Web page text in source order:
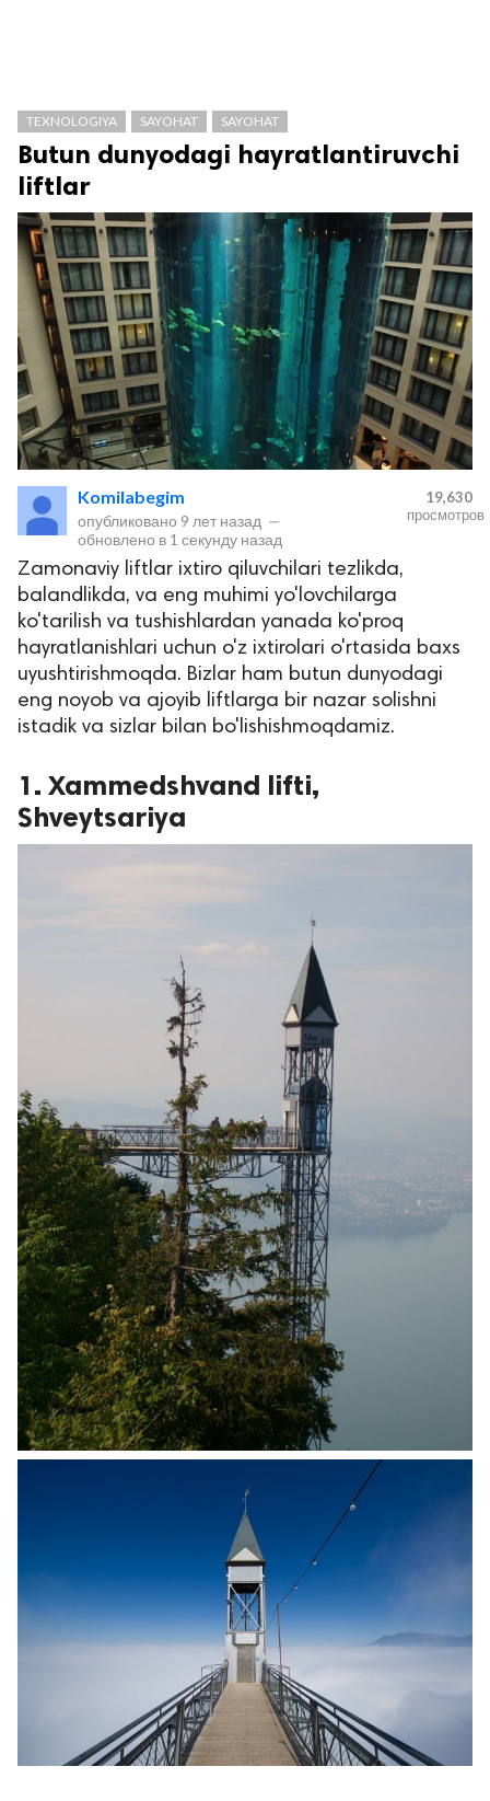
TEXNOLOGIYA SAYOHAT SAYOHAT
Butun dunyodagi hayratlantiruvchi
liftlar
Komilabegim
опубликовано 9 лет назад —
обновлено в 1 секунду назад
19,630
просмотров
Zamonaviy liftlar ixtiro qiluvchilari tezlikda,
balandlikda, va eng muhimi yo'lovchilarga
ko'tarilish va tushishlardan yanada ko'proq
hayratlanishlari uchun o'z ixtirolari o'rtasida baxs
uyushtirishmoqda. Bizlar ham butun dunyodagi
eng noyob va ajoyib liftlarga bir nazar solishni
istadik va sizlar bilan bo'lishishmoqdamiz.
1. Xammedshvand lifti,
Shveytsariya